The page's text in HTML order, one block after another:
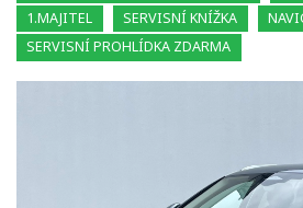
1.MAJITEL
SERVISNÍ KNÍŽKA
SERVISNÍ PROHLÍDKA ZDARMA